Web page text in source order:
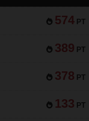
574 PT
389 PT
378 PT
133 PT